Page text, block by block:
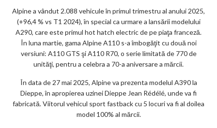
Alpine a vândut 2.088 vehicule în primul trimestru al anului 2025,
(+96,4 % vs T1 2024), în special ca urmare a lansării modelului
A290, care este primul hot hatch electric de pe piaţa franceză.
În luna martie, gama Alpine A110 s-a îmbogăţit cu două noi
versiuni: A110 GTS şi A110 R70, o serie limitată de 770 de
unităţi, pentru a celebra a 70-a aniversare a mărcii.
În data de 27 mai 2025, Alpine va prezenta modelul A390 la
Dieppe, în apropierea uzinei Dieppe Jean Rédélé, unde va fi
fabricată. Viitorul vehicul sport fastback cu 5 locuri va fi al doilea
model 100% al mărcii.